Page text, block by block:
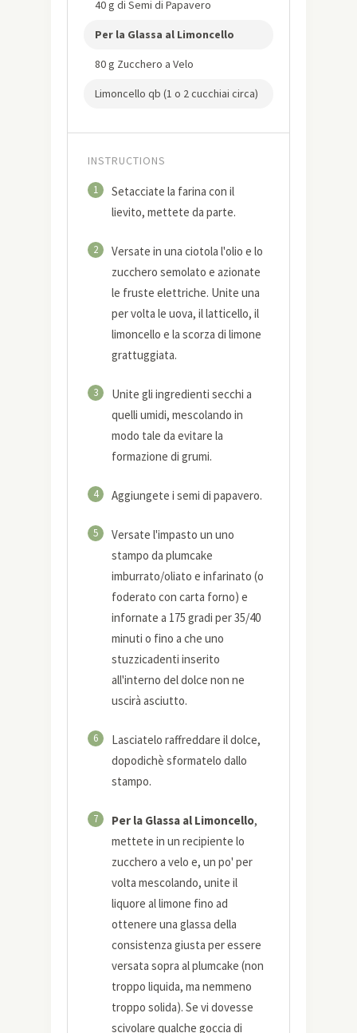
40 g di Semi di Papavero
Per la Glassa al Limoncello
80 g Zucchero a Velo
Limoncello qb (1 o 2 cucchiai circa)
INSTRUCTIONS
1
Setacciate la farina con il
lievito, mettete da parte.
2
Versate in una ciotola l'olio e lo
zucchero semolato e azionate
le fruste elettriche. Unite una
per volta le uova, il latticello, il
limoncello e la scorza di limone
grattuggiata.
3
Unite gli ingredienti secchi a
quelli umidi, mescolando in
modo tale da evitare la
formazione di grumi.
4 Aggiungete i semi di papavero.
5
Versate l'impasto un uno
stampo da plumcake
imburrato/oliato e infarinato (o
foderato con carta forno) e
infornate a 175 gradi per 35/40
minuti o fino a che uno
stuzzicadenti inserito
all'interno del dolce non ne
uscirà asciutto.
6
Lasciatelo raffreddare il dolce,
dopodichè sformatelo dallo
stampo.
7 Per la Glassa al Limoncello,
mettete in un recipiente lo
zucchero a velo e, un po' per
volta mescolando, unite il
liquore al limone fino ad
ottenere una glassa della
consistenza giusta per essere
versata sopra al plumcake (non
troppo liquida, ma nemmeno
troppo solida). Se vi dovesse
scivolare qualche goccia di